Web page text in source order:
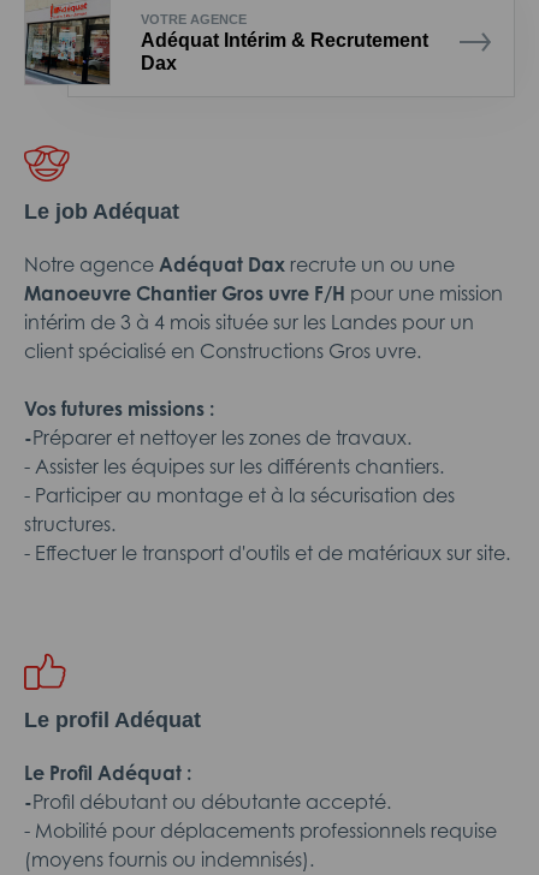
VOTRE AGENCE
Adéquat Intérim & Recrutement
Dax
Le job Adéquat
Notre agence Adéquat Dax recrute un ou une
Manoeuvre Chantier Gros uvre F/H pour une mission
intérim de 3 à 4 mois située sur les Landes pour un
client spécialisé en Constructions Gros uvre.
Vos futures missions :
-Préparer et nettoyer les zones de travaux.
- Assister les équipes sur les différents chantiers.
- Participer au montage et à la sécurisation des
structures.
- Effectuer le transport d'outils et de matériaux sur site.
Le profil Adéquat
Le Profil Adéquat :
-Profil débutant ou débutante accepté.
- Mobilité pour déplacements professionnels requise
(moyens fournis ou indemnisés).